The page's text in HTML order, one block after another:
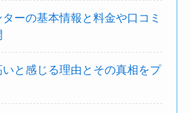
ーの基本情報と料金や口コミ
いと感じる理由とその真相をプ